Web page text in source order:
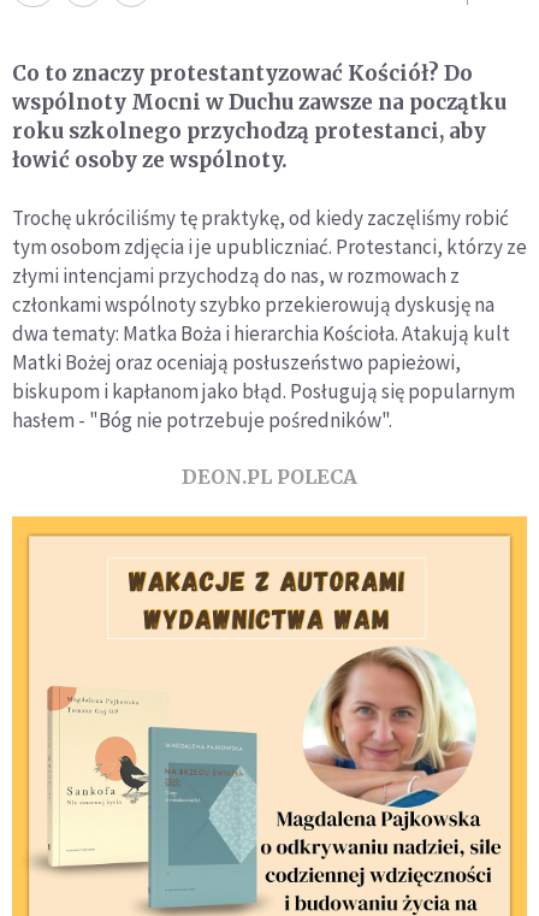
Co to znaczy protestantyzować Kościół? Do
wspólnoty Mocni w Duchu zawsze na początku
roku szkolnego przychodzą protestanci, aby
łowić osoby ze wspólnoty.
Trochę ukróciliśmy tę praktykę, od kiedy zaczęliśmy robić
tym osobom zdjęcia i je upubliczniać. Protestanci, którzy ze
złymi intencjami przychodzą do nas, w rozmowach z
członkami wspólnoty szybko przekierowują dyskusję na
dwa tematy: Matka Boża i hierarchia Kościoła. Atakują kult
Matki Bożej oraz oceniają posłuszeństwo papieżowi,
biskupom i kapłanom jako błąd. Posługują się popularnym
hasłem - "Bóg nie potrzebuje pośredników".
DEON.PL POLECA